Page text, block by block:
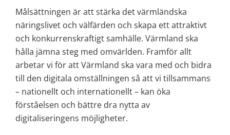
Målsättningen är att stärka det värmländska
näringslivet och välfärden och skapa ett attraktivt
och konkurrenskraftigt samhälle. Värmland ska
hålla jämna steg med omvärlden. Framför allt
arbetar vi för att Värmland ska vara med och bidra
till den digitala omställningen så att vi tillsammans
– nationellt och internationellt – kan öka
förståelsen och bättre dra nytta av
digitaliseringens möjligheter.